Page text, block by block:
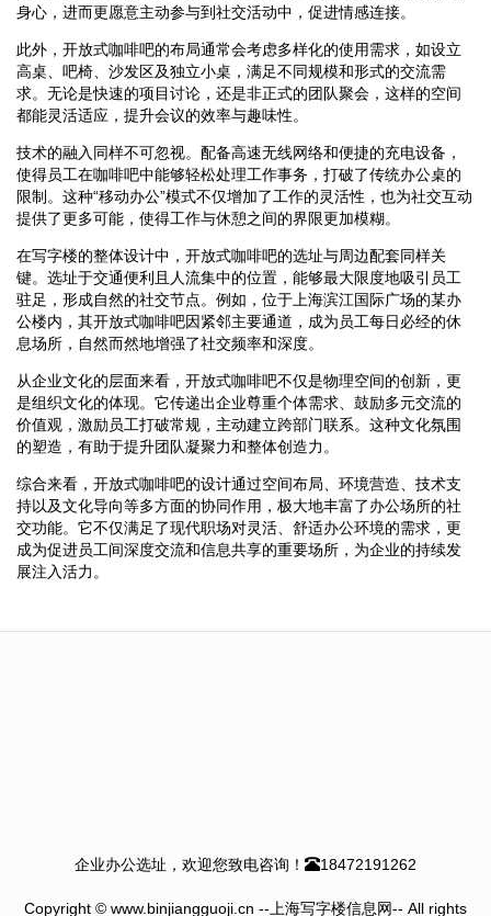
身心，进而更愿意主动参与到社交活动中，促进情感连接。
此外，开放式咖啡吧的布局通常会考虑多样化的使用需求，如设立
高桌、吧椅、沙发区及独立小桌，满足不同规模和形式的交流需
求。无论是快速的项目讨论，还是非正式的团队聚会，这样的空间
都能灵活适应，提升会议的效率与趣味性。
技术的融入同样不可忽视。配备高速无线网络和便捷的充电设备，
使得员工在咖啡吧中能够轻松处理工作事务，打破了传统办公桌的
限制。这种“移动办公”模式不仅增加了工作的灵活性，也为社交互动
提供了更多可能，使得工作与休憩之间的界限更加模糊。
在写字楼的整体设计中，开放式咖啡吧的选址与周边配套同样关
键。选址于交通便利且人流集中的位置，能够最大限度地吸引员工
驻足，形成自然的社交节点。例如，位于上海滨江国际广场的某办
公楼内，其开放式咖啡吧因紧邻主要通道，成为员工每日必经的休
息场所，自然而然地增强了社交频率和深度。
从企业文化的层面来看，开放式咖啡吧不仅是物理空间的创新，更
是组织文化的体现。它传递出企业尊重个体需求、鼓励多元交流的
价值观，激励员工打破常规，主动建立跨部门联系。这种文化氛围
的塑造，有助于提升团队凝聚力和整体创造力。
综合来看，开放式咖啡吧的设计通过空间布局、环境营造、技术支
持以及文化导向等多方面的协同作用，极大地丰富了办公场所的社
交功能。它不仅满足了现代职场对灵活、舒适办公环境的需求，更
成为促进员工间深度交流和信息共享的重要场所，为企业的持续发
展注入活力。
企业办公选址，欢迎您致电咨询！ 18472191262
Copyright © www.binjiangguoji.cn --上海写字楼信息网-- All rights